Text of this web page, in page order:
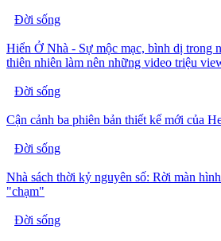
Đời sống
Hiển Ở Nhà - Sự mộc mạc, bình dị trong
thiên nhiên làm nên những video triệu
Đời sống
Cận cảnh ba phiên bản thiết kế mới của
Đời sống
Nhà sách thời kỷ nguyên số: Rời màn
"chạm"
Đời sống